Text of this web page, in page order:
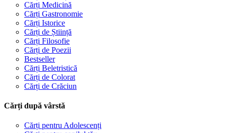
Cărți Medicină
Cărți Gastronomie
Cărți Istorice
Cărți de Știință
Cărți Filosofie
Cărți de Poezii
Bestseller
Cărți Beletristică
Cărți de Colorat
Cărți de Crăciun
Cărți după vârstă
Cărți pentru Adolescenți